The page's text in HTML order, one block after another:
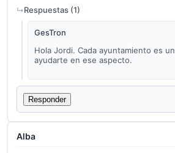
Respuestas (1)
GesTron
Hola Jordi. Cada ayuntamiento es
ayudarte en ese aspecto.
Responder
Alba